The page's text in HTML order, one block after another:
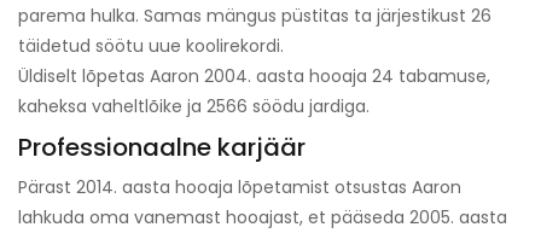
parema hulka. Samas mängus püstitas ta järjestikust 26
täidetud söötu uue koolirekordi.
Üldiselt lõpetas Aaron 2004. aasta hooaja 24 tabamuse,
kaheksa vaheltlõike ja 2566 söödu jardiga.
Professionaalne karjäär
Pärast 2014. aasta hooaja lõpetamist otsustas Aaron
lahkuda oma vanemast hooajast, et pääseda 2005. aasta